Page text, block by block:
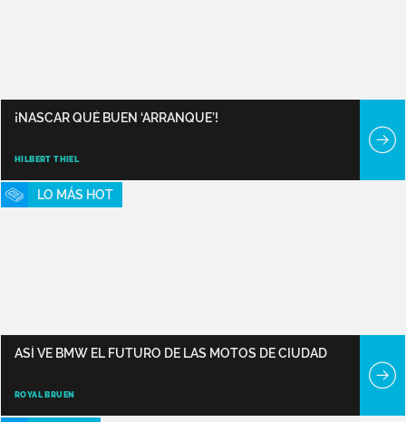
¡NASCAR QUÉ BUEN ‘ARRANQUE’!
HILBERT THIEL
LO MÁS HOT
ASÍ VE BMW EL FUTURO DE LAS MOTOS DE CIUDAD
ROYAL BRUEN